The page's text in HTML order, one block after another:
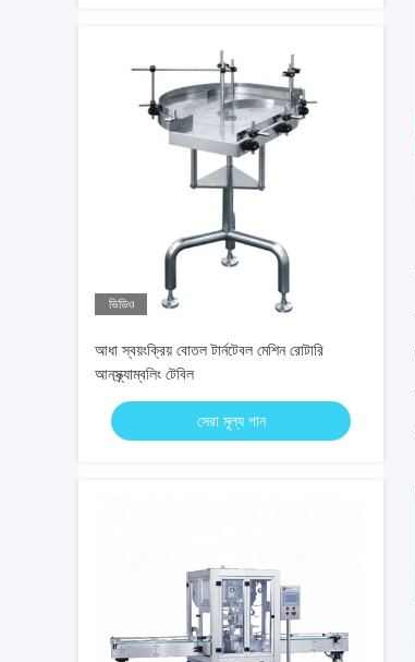
ভিডিও
আধা স্বয়ংক্রিয় বোতল টার্নটেবল মেশিন রোটারি
আনস্ক্র্যাম্বলিং টেবিল
সেরা মূল্য পান